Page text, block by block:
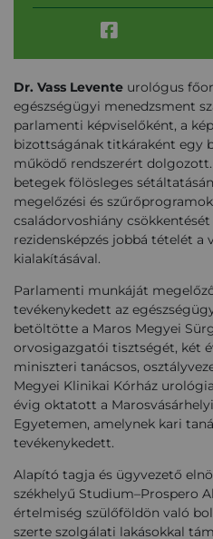
Dr. Vass Levente urológus
egészségügyi menedzsment
parlamenti képviselőként, a
bizottságának titkáraként egy
működő rendszerért dolgozott.
betegek fölösleges
megelőzési és
családorvoshiány
rezidensképzés jobbá tételét a
kialakításával.
Parlamenti munkáját
tevékenykedett az
betöltötte a Maros Megyei
orvosigazgatói tisztségét, két
miniszteri tanácsos,
Megyei Klinikai Kórház
évig oktatott a
Egyetemen, amelynek kari
tevékenykedett.
Alapító tagja és ügyvezető
székhelyű Studium–Prospero
értelmiség szülőföldön való
szerte szolgálati lakásokkal